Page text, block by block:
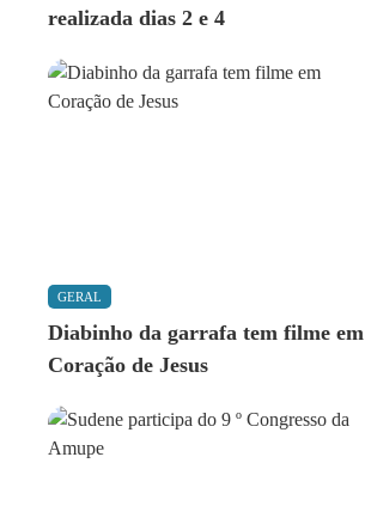
realizada dias 2 e 4
GERAL
Diabinho da garrafa tem filme em
Coração de Jesus